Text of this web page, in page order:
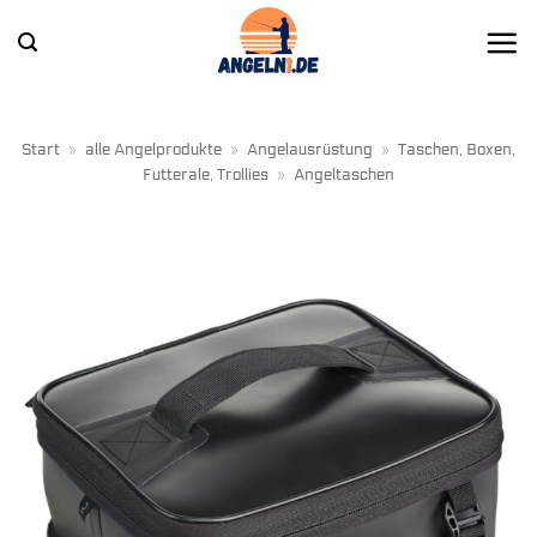
Inhalt
Start » alle Angelprodukte » Angelausrüstung » Taschen, Boxen,
Futterale, Trollies » Angeltaschen